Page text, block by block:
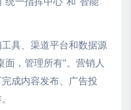
具、渠道平台和数据源
，管理所有”。营销人
成内容发布、广告投